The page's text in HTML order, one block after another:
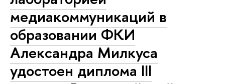
медиакоммуникаций в
образовании ФКИ
Александра Милкуса
удостоен диплома III